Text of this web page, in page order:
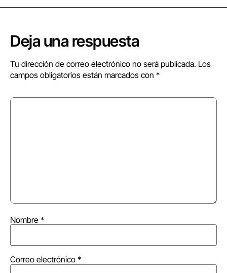
Deja una respuesta
Tu dirección de correo electrónico no será publicada. Los
campos obligatorios están marcados con *
Nombre *
Correo electrónico *